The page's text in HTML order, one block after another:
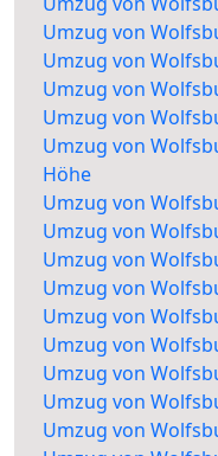
Umzug von
Umzug von
Umzug von
Umzug von
Umzug von
Höhe
Umzug von
Umzug von
Umzug von
Umzug von
Umzug von
Umzug von
Umzug von
Umzug von
Umzug von